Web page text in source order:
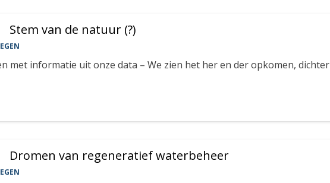
Stem van de natuur (?)
met informatie uit onze data – We zien het her en der opkomen, dichter
Dromen van regeneratief waterbeheer